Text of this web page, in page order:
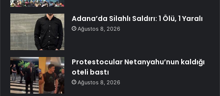
Adana’da Silahlı Saldırı: 1 Ölü, 1 Yaralı
Ağustos 8, 2026
Protestocular Netanyahu’nun kaldığı
oteli bastı
Ağustos 8, 2026